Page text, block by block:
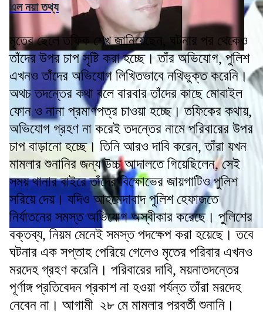
এল নয়া তথ্য
মৃতের ছেলে তফিক শেখ জানিয়েছেন, ঘটনার পর থেকেও
তাঁদের উপর চাপ সৃষ্টি করা হচ্ছে। তাঁর অভিযোগ, পুলিশ
এখনও তাঁদের অভিযোগ লিখিতভাবে নথিভুক্ত করেনি।
অথচ তদন্তের কথা বলে বারবার তাঁদের কাছে মোবাইল
ফোন ও নানা প্রমাণপত্র চাওয়া হচ্ছে। তফিকের কথায়,
অভিযোগ গ্রহণ না করেই তদন্তের নামে পরিবারের উপর
চাপ বাড়ানো হচ্ছে। তিনি আরও দাবি করেন, তাঁরা যখন
মামলার শুনানির জন্য উচ্চ আদালতে গিয়েছিলেন, সেই
সময় থানার বাইরে তাঁদের বিক্ষোভের জায়গাটিও পুলিশ
সরিয়ে দেয়। যদিও আহমেদাবাদ পুলিশ হেফাজতে
নির্যাতনের সমস্ত অভিযোগ অস্বীকার করেছে। পুলিশের
বক্তব্য, নিয়ম মেনেই সমস্ত পদক্ষেপ করা হয়েছে। তবে
ঘটনার এক সপ্তাহ পেরিয়ে গেলেও মৃতের পরিবার এখনও
মরদেহ গ্রহণ করেনি। পরিবারের দাবি, ময়নাতদন্তের
পূর্ণাঙ্গ প্রতিবেদন প্রকাশ না হওয়া পর্যন্ত তাঁরা মরদেহ
নেবেন না। আগামী ২৮ মে মামলার পরবর্তী শুনানি।